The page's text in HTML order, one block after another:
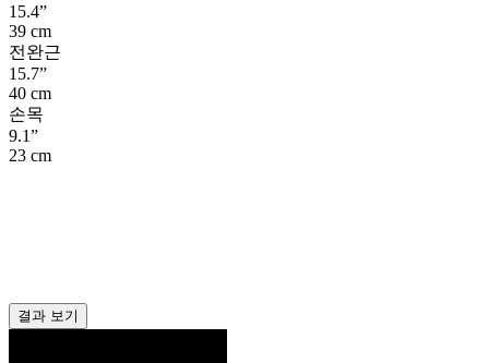
15.4”
39 cm
전완근
15.7”
40 cm
손목
9.1”
23 cm
결과 보기